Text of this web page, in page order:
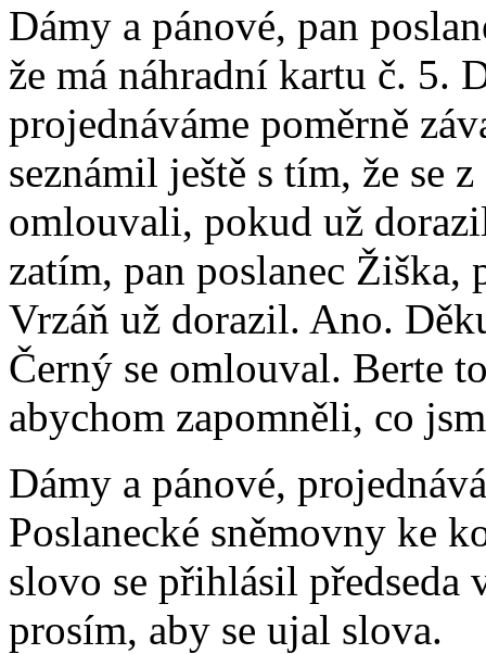
Dámy a pánové, pan
že má náhradní kartu č. 5.
projednáváme poměrně
seznámil ještě s tím, že se
omlouvali, pokud už
zatím, pan poslanec Žiška,
Vrzáň už dorazil. Ano.
Černý se omlouval. Berte
abychom zapomněli, co
Dámy a pánové,
Poslanecké sněmovny ke
slovo se přihlásil předseda
prosím, aby se ujal slova.